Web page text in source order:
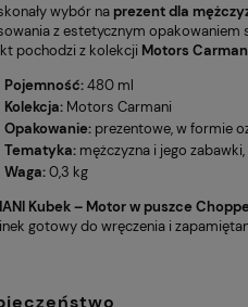
wybór na prezent dla
z estetycznym opakowaniem
pochodzi z kolekcji Motors
Pojemność:480 ml
Kolekcja: Motors Carmani
Opakowanie: prezentowe, w formie
Tematyka: mężczyzna i jego
Waga:0,3 kg
Kubek – Motor w puszce
gotowy do wręczenia i